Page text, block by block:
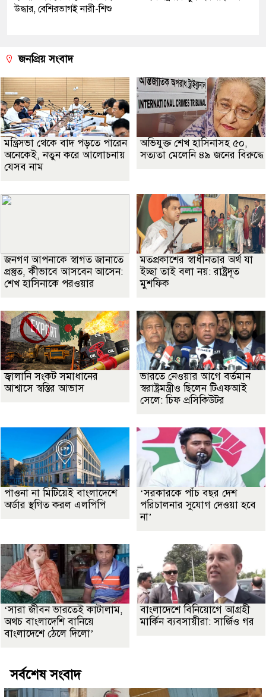
উদ্ধার, বেশিরভাগই নারী-শিশু
জনপ্রিয় সংবাদ
মন্ত্রিসভা থেকে বাদ পড়তে পারেন
অনেকেই, নতুন করে আলোচনায়
যেসব নাম
অভিযুক্ত শেখ হাসিনাসহ ৫০,
সত্যতা মেলেনি ৪৯ জনের বিরুদ্ধে
জনগণ আপনাকে স্বাগত জানাতে
প্রস্তুত, কীভাবে আসবেন আসেন:
শেখ হাসিনাকে পরওয়ার
মতপ্রকাশের স্বাধীনতার অর্থ যা
ইচ্ছা তাই বলা নয়: রাষ্ট্রদূত
মুশফিক
জ্বালানি সংকট সমাধানের
আশ্বাসে স্বস্তির আভাস
ভারতে নেওয়ার আগে বর্তমান
স্বরাষ্ট্রমন্ত্রীও ছিলেন টিএফআই
সেলে: চিফ প্রসিকিউটর
পাওনা না মিটিয়েই বাংলাদেশে
অর্ডার স্থগিত করল এলপিপি
‘সরকারকে পাঁচ বছর দেশ
পরিচালনার সুযোগ দেওয়া হবে
না’
‘সারা জীবন ভারতেই কাটালাম,
অথচ বাংলাদেশি বানিয়ে
বাংলাদেশে ঠেলে দিলো’
বাংলাদেশে বিনিয়োগে আগ্রহী
মার্কিন ব্যবসায়ীরা: সার্জিও গর
সর্বশেষ সংবাদ